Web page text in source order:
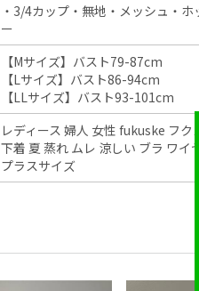
・3/4カップ・無地・メッシュ・
ー
【Mサイズ】バスト79-87cm
【Lサイズ】バスト86-94cm
【LLサイズ】バスト93-101cm
レディース 婦人 女性 fukuske フ
下着 夏 蒸れ ムレ 涼しい ブラ ワイ
プラスサイズ